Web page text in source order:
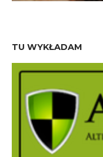
TU WYKŁADAM